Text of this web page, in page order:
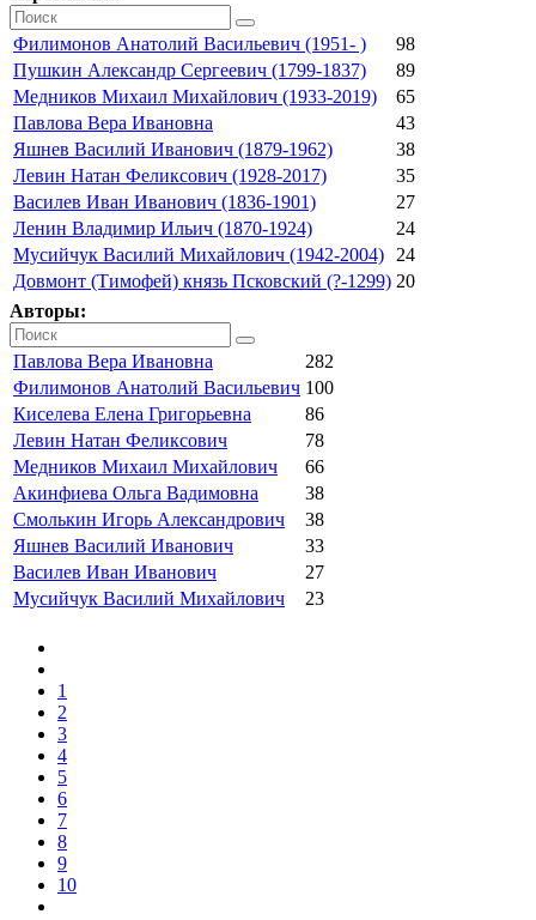
Филимонов Анатолий Васильевич (1951- )
98
Пушкин Александр Сергеевич (1799-1837)
89
Медников Михаил Михайлович (1933-2019)
65
Павлова Вера Ивановна
43
Яшнев Василий Иванович (1879-1962)
38
Левин Натан Феликсович (1928-2017)
35
Василев Иван Иванович (1836-1901)
27
Ленин Владимир Ильич (1870-1924)
24
Мусийчук Василий Михайлович (1942-2004)
24
Довмонт (Тимофей) князь Псковский (?-1299) 20
Авторы:
Павлова Вера Ивановна
282
Филимонов Анатолий Васильевич 100
Киселева Елена Григорьевна
86
Левин Натан Феликсович
78
Медников Михаил Михайлович
66
Акинфиева Ольга Вадимовна
38
Смолькин Игорь Александрович
38
Яшнев Василий Иванович
33
Василев Иван Иванович
27
Мусийчук Василий Михайлович
23
1
2
3
4
5
6
7
8
9
10